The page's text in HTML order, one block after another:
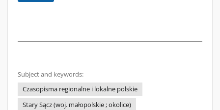
Subject and keywords:
Czasopisma regionalne i lokalne polskie
Stary Sącz (woj. małopolskie ; okolice)